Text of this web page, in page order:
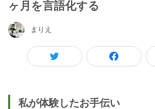
ヶ月を言語化する
まりえ
私が体験したお手伝い